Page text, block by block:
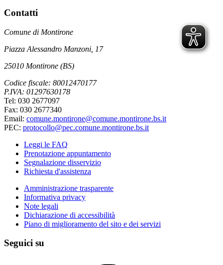
Contatti
Comune di Montirone
Piazza Alessandro Manzoni, 17
25010 Montirone (BS)
Codice fiscale: 80012470177
P.IVA: 01297630178
Tel: 030 2677097
Fax: 030 2677340
Email: comune.montirone@comune.montirone.bs.it
PEC: protocollo@pec.comune.montirone.bs.it
Leggi le FAQ
Prenotazione appuntamento
Segnalazione disservizio
Richiesta d'assistenza
Amministrazione trasparente
Informativa privacy
Note legali
Dichiarazione di accessibilità
Piano di miglioramento del sito e dei servizi
Seguici su